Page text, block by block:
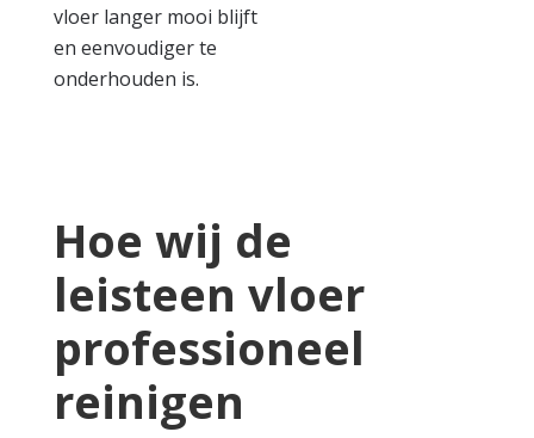
vloer langer mooi blijft
en eenvoudiger te
onderhouden is.
Hoe wij de
leisteen vloer
professioneel
reinigen